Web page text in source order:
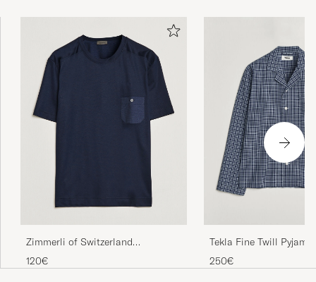
Zimmerli of Switzerland
Cotton/Modal Crew Neck
Loungwear T-Shirt Midnight
120€
Tekla Fine Twill
Lanegan Checks
250€